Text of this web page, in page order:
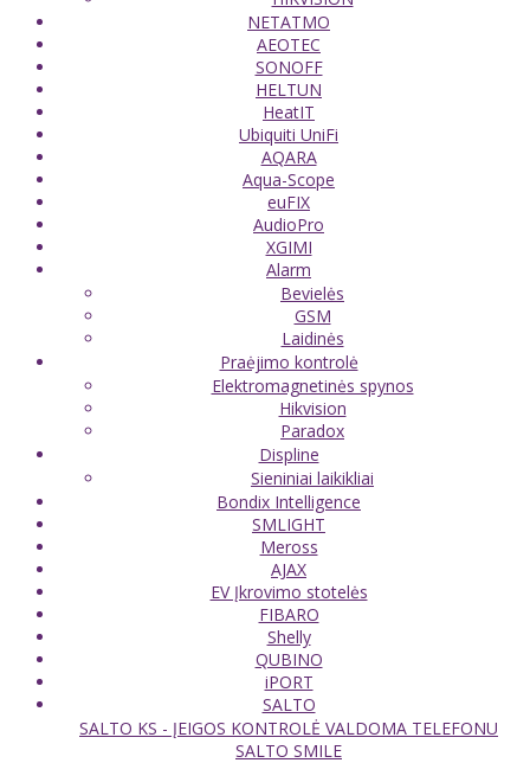
NETATMO
AEOTEC
SONOFF
HELTUN
HeatIT
Ubiquiti UniFi
AQARA
Aqua-Scope
euFIX
AudioPro
XGIMI
Alarm
Bevielės
GSM
Laidinės
Praėjimo kontrolė
Elektromagnetinės spynos
Hikvision
Paradox
Displine
Sieniniai laikikliai
Bondix Intelligence
SMLIGHT
Meross
AJAX
EV Įkrovimo stotelės
FIBARO
Shelly
QUBINO
iPORT
SALTO
SALTO KS - ĮEIGOS KONTROLĖ VALDOMA TELEFONU
SALTO SMILE